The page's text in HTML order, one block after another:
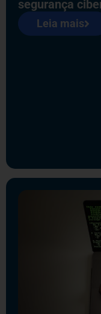
segurança
Leia mais